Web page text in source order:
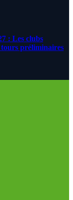
: Les clubs
tours préliminaires